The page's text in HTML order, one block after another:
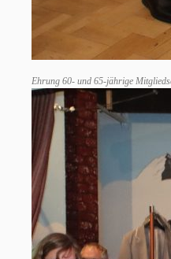
Ehrung 60- und 65-jährige